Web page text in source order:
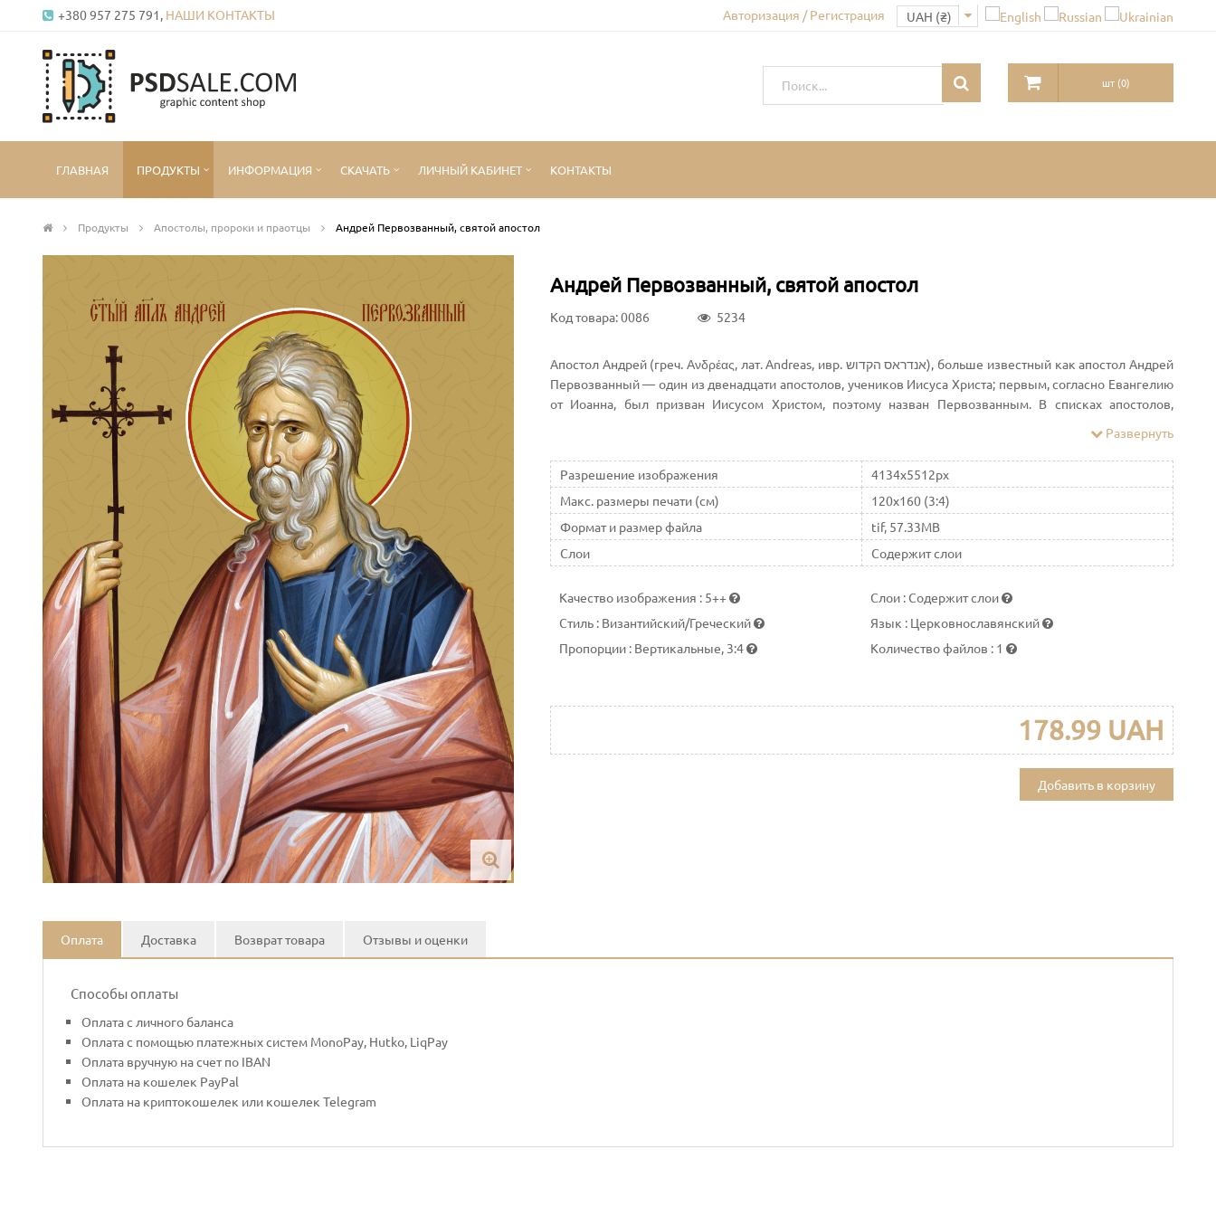
+380 957 275 791, НАШИ КОНТАКТЫ Авторизация / Регистрация
шт(0)
ГЛАВНАЯ ПРОДУКТЫ ИНФОРМАЦИЯ СКАЧАТЬ ЛИЧНЫЙ КАБИНЕТ КОНТАКТЫ
Продукты Апостолы, пророки и праотцы Андрей Первозванный, святой апостол
Андрей Первозванный, святой апостол
Код товара: 0086 5234
Апостол Андрей (греч. Ανδρέας, лат. Andreas, ивр. ‏אנדראס הקדוש‏‎), больше известный как апостол Андрей
Первозванный — один из двенадцати апостолов, учеников Иисуса Христа; первым, согласно Евангелию
от Иоанна, был призван Иисусом Христом, поэтому назван Первозванным. В списках апостолов,
Развернуть
Разрешение изображения
4134x5512px
Макс. размеры печати (см)
120x160 (3:4)
Формат и размер файла
tif, 57.33MB
Слои
Содержит слои
Качество изображения : 5++ Слои :Содержит слои
Стиль : Византийский/Греческий Язык : Церковнославянский
Пропорции : Вертикальные, 3:4 Количество файлов : 1
178.99 UAH
Добавить в корзину
Оплата Доставка Возврат товара Отзывы и оценки
Способы оплаты
Оплата с личного баланса
Оплата с помощью платежных систем MonoPay, Hutko, LiqPay
Оплата вручную на счет по IBAN
Оплата на кошелек PayPal
Оплата на криптокошелек или кошелек Telegram